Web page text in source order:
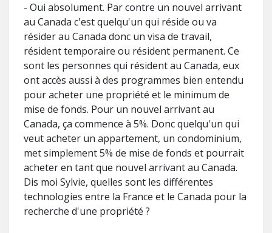
- Oui absolument. Par contre un nouvel arrivant
au Canada c'est quelqu'un qui réside ou va
résider au Canada donc un visa de travail,
résident temporaire ou résident permanent. Ce
sont les personnes qui résident au Canada, eux
ont accès aussi à des programmes bien entendu
pour acheter une propriété et le minimum de
mise de fonds. Pour un nouvel arrivant au
Canada, ça commence à 5%. Donc quelqu'un qui
veut acheter un appartement, un condominium,
met simplement 5% de mise de fonds et pourrait
acheter en tant que nouvel arrivant au Canada.
Dis moi Sylvie, quelles sont les différentes
technologies entre la France et le Canada pour la
recherche d'une propriété ?